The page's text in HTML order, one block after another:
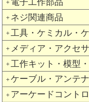
＋
＋ ネジ関連商品
＋ 工具・ケミカル・
＋ メディア・アクセ
＋ 工作キット・模型
＋ ケーブル・アンテ
＋ アーケードコント